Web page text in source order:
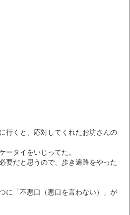
行くと、応対してくれたお坊さんの
ータイをいじってた。
要だと思うので、歩き遍路をやった
に「不悪口（悪口を言わない）」が